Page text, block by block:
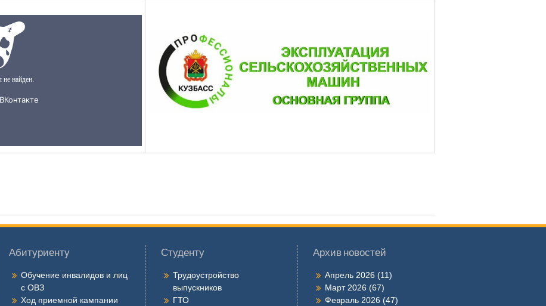
Абитуриенту
Обучение инвалидов и лиц
с ОВЗ
Ход приемной кампании
Студенту
Трудоустройство
выпускников
ГТО
Архив новостей
Апрель 2026 (11)
Март 2026 (67)
Февраль 2026 (47)